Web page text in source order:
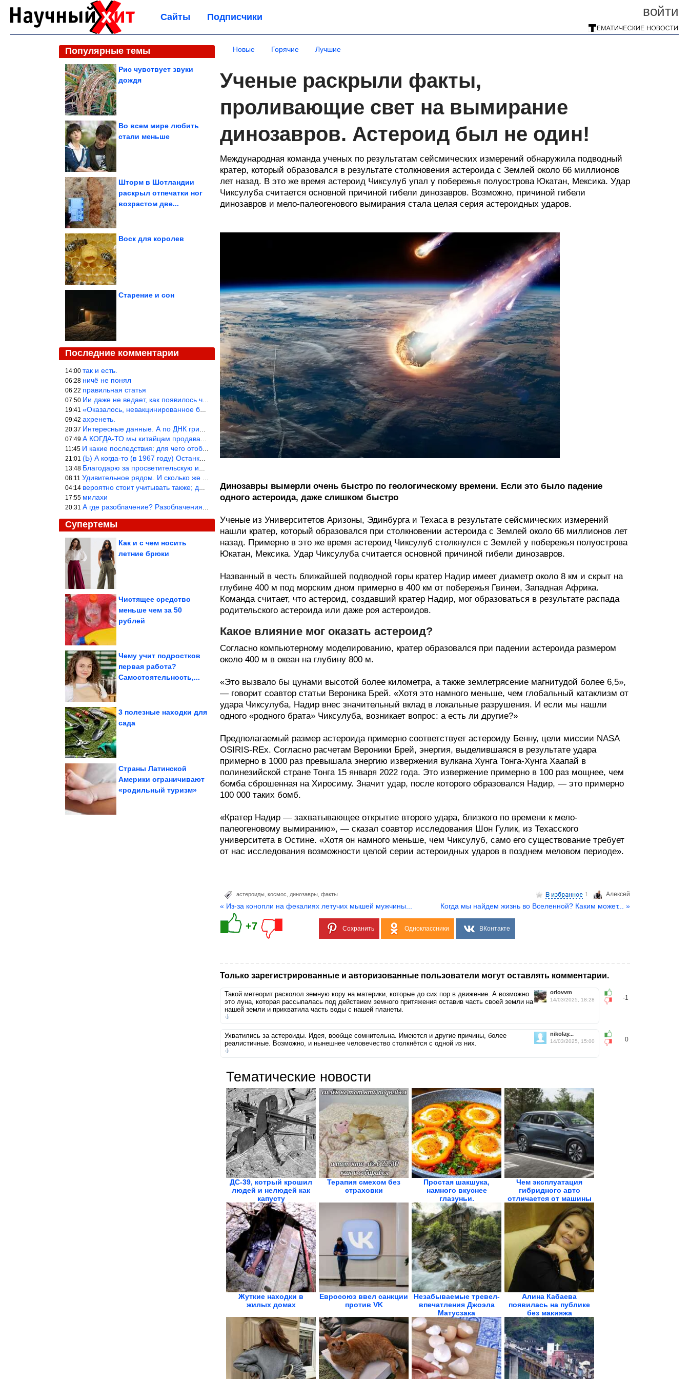
войти
Сайты Подписчики
Популярные темы
Рис чувствует звуки
дождя
Во всем мире любить
стали меньше
Шторм в Шотландии
раскрыл отпечатки ног
возрастом две...
Воск для королев
Старение и сон
Последние комментарии
14:00 так и есть.
06:28 ничё не понял
06:22 правильная статья
07:50 Ии даже не ведает, как появилось человечество и для чего оно сущ
19:41 «Оказалось, невакцинированное большинство умирает существенно ча
09:42 ахренеть.
20:37 Интересные данные. А по ДНК грибов, бактерий имеются сведения из
07:49 А КОГДА-ТО мы китайцам продавали фуфайки.
11:45 И какие последствия: для чего отобрали? или просто похвастались.
21:01 (Ь) А когда-то (в 1967 году) Останкинская телебашня была самым в
13:48 Благодарю за просветительскую информацию.
08:11 Удивительное рядом. И сколько же ещё открытий готовит Просвещень
04:14 вероятно стоит учитывать также; длительность сна сгущает кровото
17:55 милахи
20:31 А где разоблачение? Разоблачения нет — значит придётся принять к
Супертемы
Посещаемость казино в
Как и с чем носить
летние брюки
Чистящее средство
меньше чем за 50
рублей
Чему учит подростков
первая работа?
Самостоятельность,...
Незабываемые тревел-
3 полезные находки для
сада
салунах Дикого Запада.
Ковбойская...
Страны Латинской
Америки ограничивают
«родильный туризм»
Новые Горячие Лучшие
Ученые раскрыли факты,
проливающие свет на вымирание
динозавров. Астероид был не один!
Международная команда ученых по результатам сейсмических измерений обнаружила подводный
кратер, который образовался в результате столкновения астероида с Землей около 66 миллионов
лет назад. В это же время астероид Чиксулуб упал у побережья полуострова Юкатан, Мексика. Удар
Чиксулуба считается основной причиной гибели динозавров. Возможно, причиной гибели
динозавров и мело-палеогенового вымирания стала целая серия астероидных ударов.
Динозавры вымерли очень быстро по геологическому времени. Если это было падение
одного астероида, даже слишком быстро
Ученые из Университетов Аризоны, Эдинбурга и Техаса в результате сейсмических измерений
нашли кратер, который образовался при столкновении астероида с Землей около 66 миллионов лет
назад. Примерно в это же время астероид Чиксулуб столкнулся с Землей у побережья полуострова
Юкатан, Мексика. Удар Чиксулуба считается основной причиной гибели динозавров.
Названный в честь ближайшей подводной горы кратер Надир имеет диаметр около 8 км и скрыт на
глубине 400 м под морским дном примерно в 400 км от побережья Гвинеи, Западная Африка.
Команда считает, что астероид, создавший кратер Надир, мог образоваться в результате распада
родительского астероида или даже роя астероидов.
Какое влияние мог оказать астероид?
Согласно компьютерному моделированию, кратер образовался при падении астероида размером
около 400 м в океан на глубину 800 м.
«Это вызвало бы цунами высотой более километра, а также землетрясение магнитудой более 6,5»,
— говорит соавтор статьи Вероника Брей. «Хотя это намного меньше, чем глобальный катаклизм от
удара Чиксулуба, Надир внес значительный вклад в локальные разрушения. И если мы нашли
одного «родного брата» Чиксулуба, возникает вопрос: а есть ли другие?»
Предполагаемый размер астероида примерно соответствует астероиду Бенну, цели миссии NASA
OSIRIS-REx. Согласно расчетам Вероники Брей, энергия, выделившаяся в результате удара
примерно в 1000 раз превышала энергию извержения вулкана Хунга Тонга-Хунга Хаапай в
полинезийской стране Тонга 15 января 2022 года. Это извержение примерно в 100 раз мощнее, чем
бомба сброшенная на Хиросиму. Значит удар, после которого образовался Надир, — это примерно
100 000 таких бомб.
«Кратер Надир — захватывающее открытие второго удара, близкого по времени к мело-
палеогеновому вымиранию», — сказал соавтор исследования Шон Гулик, из Техасского
университета в Остине. «Хотя он намного меньше, чем Чиксулуб, само его существование требует
от нас исследования возможности целой серии астероидных ударов в позднем меловом периоде».
Aлексей
1
астероиды космос динозавры факты
« Из-за конопли на фекалиях летучих мышей мужчины... Когда мы найдем жизнь во Вселенной? Каким может... »
+7 Сохранить Одноклассники ВКонтакте
Только зарегистрированные и авторизованные пользователи могут оставлять комментарии.
-1
orlovvm
14/03/2025, 18:28
Такой метеорит расколол земную кору на материки, которые до сих пор в движение. А возможно
это луна, которая рассыпалась под действием земного притяжения оставив часть своей земли на
нашей земли и прихватила часть воды с нашей планеты.
0
nikolay...
14/03/2025, 15:00
Ухватились за астероиды. Идея, вообще сомнительна. Имеются и другие причины, более
реалистичные. Возможно, и нынешнее человечество столкнётся с одной из них.
Тематические новости
ДС-39, котрый крошил
людей и нелюдей как
капусту
Терапия смехом без
страховки
Простая шакшука,
намного вкуснее
глазуньи.
Королевская...
Чем эксплуатация
гибридного авто
отличается от машины
Жуткие находки в
жилых домах
Евросоюз ввел санкции
против VK
Незабываемые тревел-
впечатления Джоэла
Матусзака
Алина Кабаева
появилась на публике
без макияжа